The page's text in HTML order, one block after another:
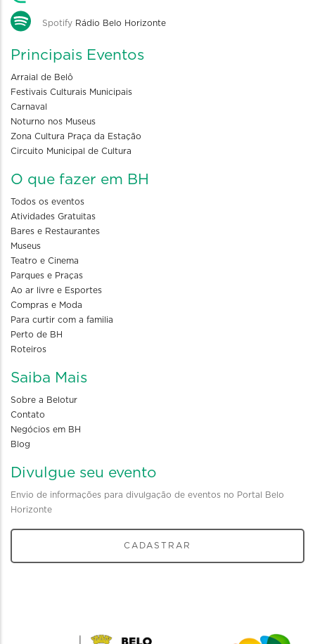
Spotify Rádio Belo Horizonte
Principais Eventos
Arraial de Belô
Festivais Culturais Municipais
Carnaval
Noturno nos Museus
Zona Cultura Praça da Estação
Circuito Municipal de Cultura
O que fazer em BH
Todos os eventos
Atividades Gratuitas
Bares e Restaurantes
Museus
Teatro e Cinema
Parques e Praças
Ao ar livre e Esportes
Compras e Moda
Para curtir com a familia
Perto de BH
Roteiros
Saiba Mais
Sobre a Belotur
Contato
Negócios em BH
Blog
Divulgue seu evento
Envio de informações para divulgação de eventos no Portal Belo
Horizonte
CADASTRAR